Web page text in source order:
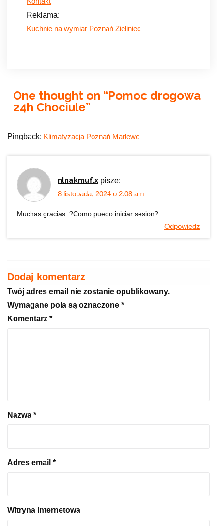
Reklama:
Kuchnie na wymiar Poznań Zieliniec
One thought on “Pomoc drogowa
24h Chociule”
Pingback: Klimatyzacja Poznań Marlewo
nlnakmuflx pisze:
8 listopada, 2024 o 2:08 am
Muchas gracias. ?Como puedo iniciar sesion?
Odpowiedz
Dodaj komentarz
Twój adres email nie zostanie opublikowany.
Wymagane pola są oznaczone *
Komentarz *
Nazwa *
Adres email *
Witryna internetowa